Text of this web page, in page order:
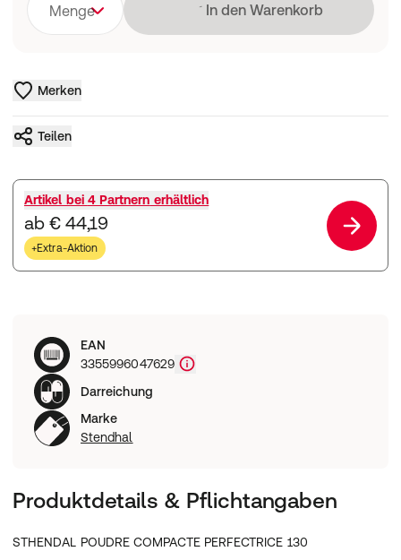
Menge Lädt
In den Warenkorb
Merken
Teilen
Artikel bei 4 Partnern erhältlich
ab € 44,19
+Extra-Aktion
EAN
3355996047629
Darreichung
Marke
Stendhal
Produktdetails & Pflichtangaben
STHENDAL POUDRE COMPACTE PERFECTRICE 130